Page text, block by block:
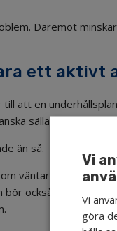
Däremot
ett aktivt
att en
sällan.
än så.
väntar, ungefär när
bör också
Vi
Vi
göra